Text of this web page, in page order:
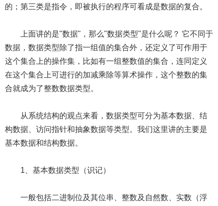
的；第三类是指令，即被执行的程序可看成是数据的复合。
上面讲的是"数据"，那么"数据类型"是什么呢？ 它不同于
数据，数据类型除了指一组值的集合外，还定义了可作用于
这个集合上的操作集，比如有一组整数值的集合，连同定义
在这个集合上可进行的加减乘除等算术操作，这个整数的集
合就成为了整数数据类型。
从系统结构的观点来看，数据类型可分为基本数据、结
构数据、访问指针和抽象数据等类型。我们这里讲的主要是
基本数据和结构数据。
1、基本数据类型（识记）
一般包括二进制位及其位串、整数及自然数、实数（浮